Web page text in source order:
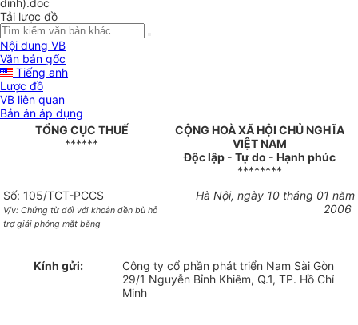
dinh).doc
Tải lược đồ
Nội dung VB
Văn bản gốc
Tiếng anh
Lược đồ
VB liên quan
Bản án áp dụng
TỔNG CỤC THUẾ
******
CỘNG HOÀ XÃ HỘI CHỦ NGHĨA
VIỆT NAM
Độc lập - Tự do - Hạnh phúc
********
Số: 105/TCT-PCCS
V/v: Chứng từ đối với khoản đền bù hỗ
trợ giải phóng mặt bằng
Hà Nội, ngày 10 tháng 01 năm
2006
Kính gửi:
Công ty cổ phần phát triển Nam Sài Gòn
29/1 Nguyễn Bỉnh Khiêm, Q.1, TP. Hồ Chí
Minh